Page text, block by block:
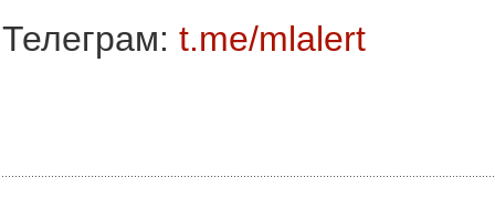
Телеграм: t.me/mlalert